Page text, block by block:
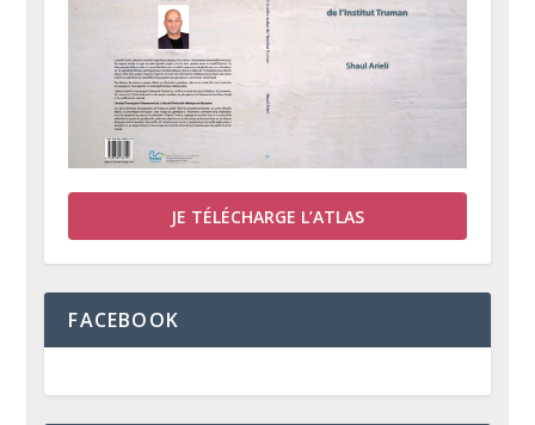
JE TÉLÉCHARGE L’ATLAS
FACEBOOK